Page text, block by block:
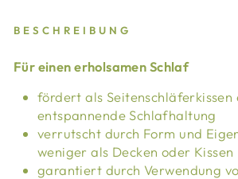
BESCHREIBUNG
Für einen erholsamen Schlaf
fördert als Seitenschläferkissen
entspannende Schlafhaltung
verrutscht durch Form und
weniger als Decken oder Kissen
garantiert durch Verwendung